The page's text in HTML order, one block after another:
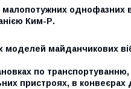
однофазних
Ким-Р.
моделей майданчикових
по транспортуванню,
пристроях, в конвеєрах